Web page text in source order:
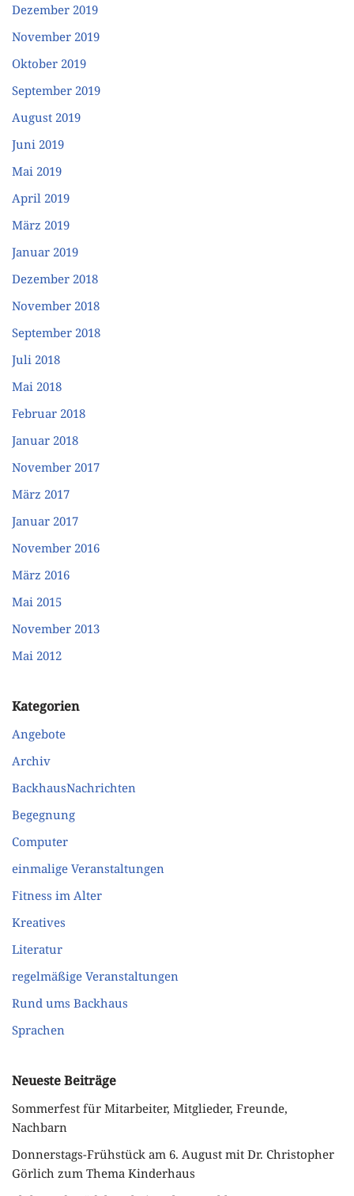
Dezember 2019
November 2019
Oktober 2019
September 2019
August 2019
Juni 2019
Mai 2019
April 2019
März 2019
Januar 2019
Dezember 2018
November 2018
September 2018
Juli 2018
Mai 2018
Februar 2018
Januar 2018
November 2017
März 2017
Januar 2017
November 2016
März 2016
Mai 2015
November 2013
Mai 2012
Kategorien
Angebote
Archiv
BackhausNachrichten
Begegnung
Computer
einmalige Veranstaltungen
Fitness im Alter
Kreatives
Literatur
regelmäßige Veranstaltungen
Rund ums Backhaus
Sprachen
Neueste Beiträge
Sommerfest für Mitarbeiter, Mitglieder, Freunde,
Nachbarn
Donnerstags-Frühstück am 6. August mit Dr. Christopher
Görlich zum Thema Kinderhaus